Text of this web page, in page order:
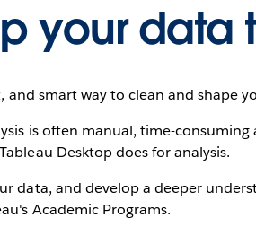
your data
and smart way to clean and shape
is often manual, time-
Desktop does for analysis.
data, and develop a deeper
Academic Programs.